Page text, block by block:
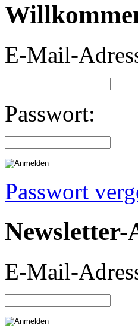
E-Mail-
Passwort:
Passwort
E-Mail-